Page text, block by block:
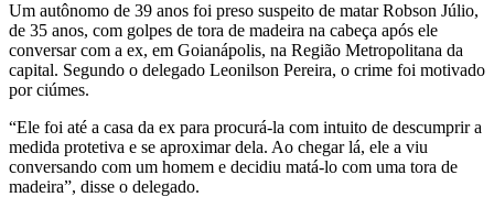
Um autônomo de 39 anos foi preso suspeito de matar Robson Júlio,
de 35 anos, com golpes de tora de madeira na cabeça após ele
conversar com a ex, em Goianápolis, na Região Metropolitana da
capital. Segundo o delegado Leonilson Pereira, o crime foi motivado
por ciúmes.
“Ele foi até a casa da ex para procurá-la com intuito de descumprir a
medida protetiva e se aproximar dela. Ao chegar lá, ele a viu
conversando com um homem e decidiu matá-lo com uma tora de
madeira”, disse o delegado.